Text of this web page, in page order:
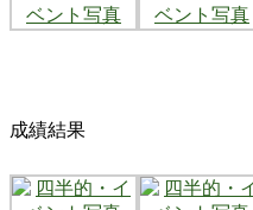
成績結果